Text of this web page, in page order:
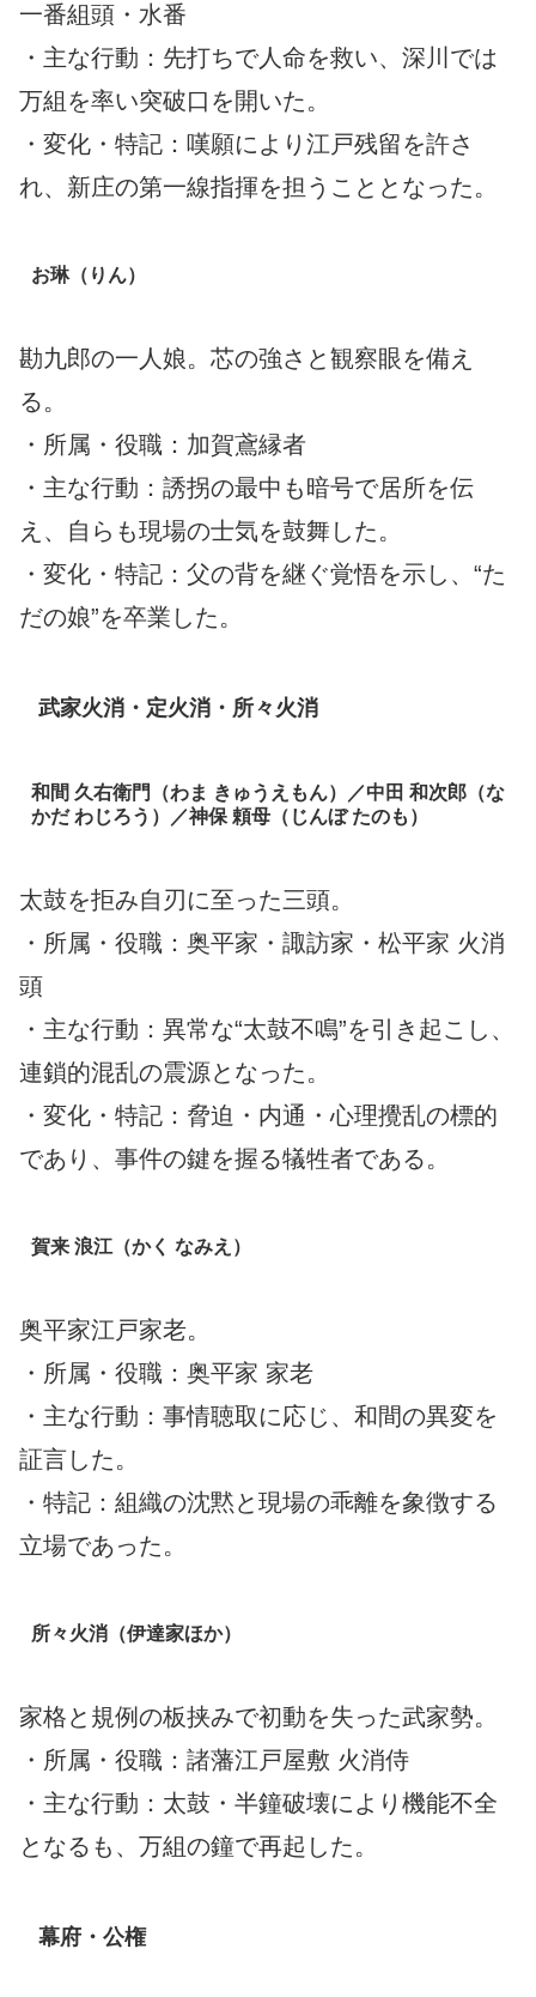
一番組頭・水番
・主な行動：先打ちで人命を救い、深川では
万組を率い突破口を開いた。
・変化・特記：嘆願により江戸残留を許さ
れ、新庄の第一線指揮を担うこととなった。
お琳（りん）
勘九郎の一人娘。芯の強さと観察眼を備え
る。
・所属・役職：加賀鳶縁者
・主な行動：誘拐の最中も暗号で居所を伝
え、自らも現場の士気を鼓舞した。
・変化・特記：父の背を継ぐ覚悟を示し、“た
だの娘”を卒業した。
武家火消・定火消・所々火消
和間 久右衛門（わま きゅうえもん）／中田 和次郎（な
かだ わじろう）／神保 頼母（じんぼ たのも）
太鼓を拒み自刃に至った三頭。
・所属・役職：奥平家・諏訪家・松平家 火消
頭
・主な行動：異常な“太鼓不鳴”を引き起こし、
連鎖的混乱の震源となった。
・変化・特記：脅迫・内通・心理攪乱の標的
であり、事件の鍵を握る犠牲者である。
賀来 浪江（かく なみえ）
奥平家江戸家老。
・所属・役職：奥平家 家老
・主な行動：事情聴取に応じ、和間の異変を
証言した。
・特記：組織の沈黙と現場の乖離を象徴する
立場であった。
所々火消（伊達家ほか）
家格と規例の板挟みで初動を失った武家勢。
・所属・役職：諸藩江戸屋敷 火消侍
・主な行動：太鼓・半鐘破壊により機能不全
となるも、万組の鐘で再起した。
幕府・公権